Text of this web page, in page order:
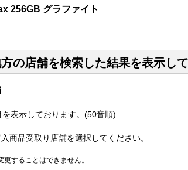
256GB グラファイト
の店舗を検索した結果を表示し
表示しております。(50音順)
商品受取り店舗を選択してください。
することはできません。